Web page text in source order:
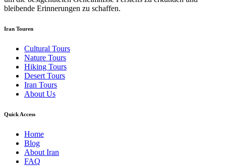
bleibende Erinnerungen zu schaffen.
Iran Touren
Cultural Tours
Nature Tours
Hiking Tours
Desert Tours
Iran Tours
About Us
Quick Access
Home
Blog
About Iran
FAQ